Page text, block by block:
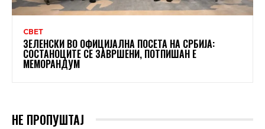
СВЕТ
ЗЕЛЕНСКИ ВО ОФИЦИЈАЛНА ПОСЕТА НА СРБИЈА:
СОСТАНОЦИТЕ СЕ ЗАВРШЕНИ, ПОТПИШАН Е
МЕМОРАНДУМ
НЕ ПРОПУШТАЈ